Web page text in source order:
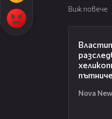
Посети
Гледай
Виж повече
Nova